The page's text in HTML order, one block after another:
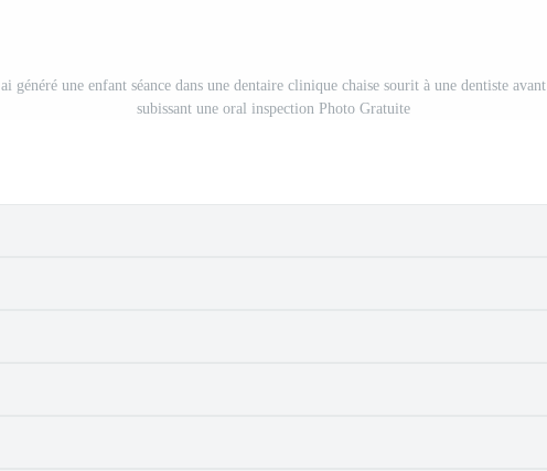
ai généré une enfant séance dans une dentaire clinique chaise sourit à une dentiste avant
subissant une oral inspection Photo Gratuite